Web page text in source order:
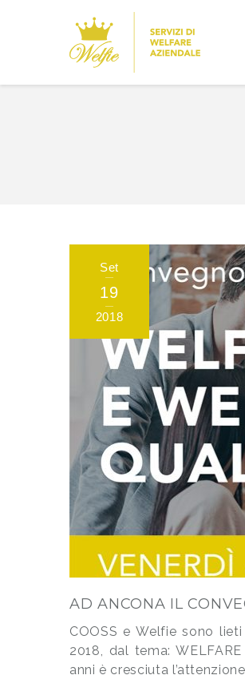
Set
19
2018
AD ANCONA IL
COOSS e Welfie sono
2018, dal tema:
anni è cresciuta